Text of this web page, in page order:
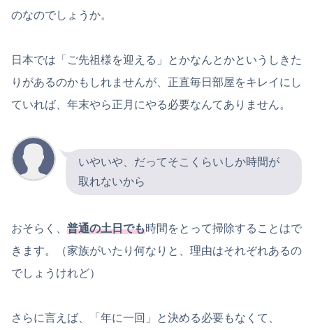
のなのでしょうか。
日本では「ご先祖様を迎える」とかなんとかというしきた
りがあるのかもしれませんが、正直毎日部屋をキレイにし
ていれば、年末やら正月にやる必要なんてありません。
いやいや、だってそこくらいしか時間が
取れないから
おそらく、 普通の土日でも時間をとって掃除することはで
きます。（家族がいたり何なりと、理由はそれぞれあるの
でしょうけれど）
さらに言えば、「年に一回」と決める必要もなくて、